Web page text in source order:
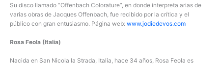
Su disco llamado “Offenbach Colorature”, en donde interpreta arias de
varias obras de Jacques Offenbach, fue recibido por la crítica y el
público con gran entusiasmo. Página web: www.jodiedevos.com
Rosa Feola (Italia)
Nacida en San Nicola la Strada, Italia, hace 34 años, Rosa Feola es